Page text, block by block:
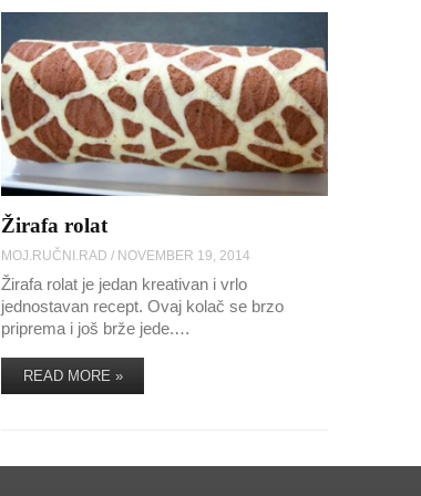
Žirafa rolat
MOJ.RUČNI.RAD / NOVEMBER 19, 2014
Žirafa rolat je jedan kreativan i vrlo
jednostavan recept. Ovaj kolač se brzo
priprema i još brže jede.…
READ MORE »